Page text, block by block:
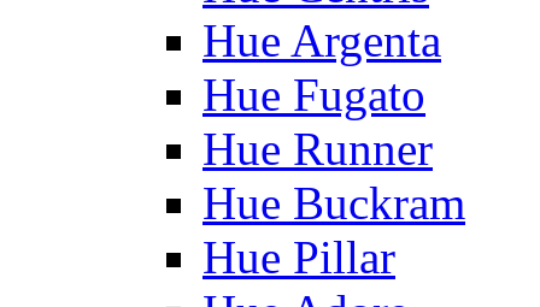
Hue Argenta
Hue Fugato
Hue Runner
Hue Buckram
Hue Pillar